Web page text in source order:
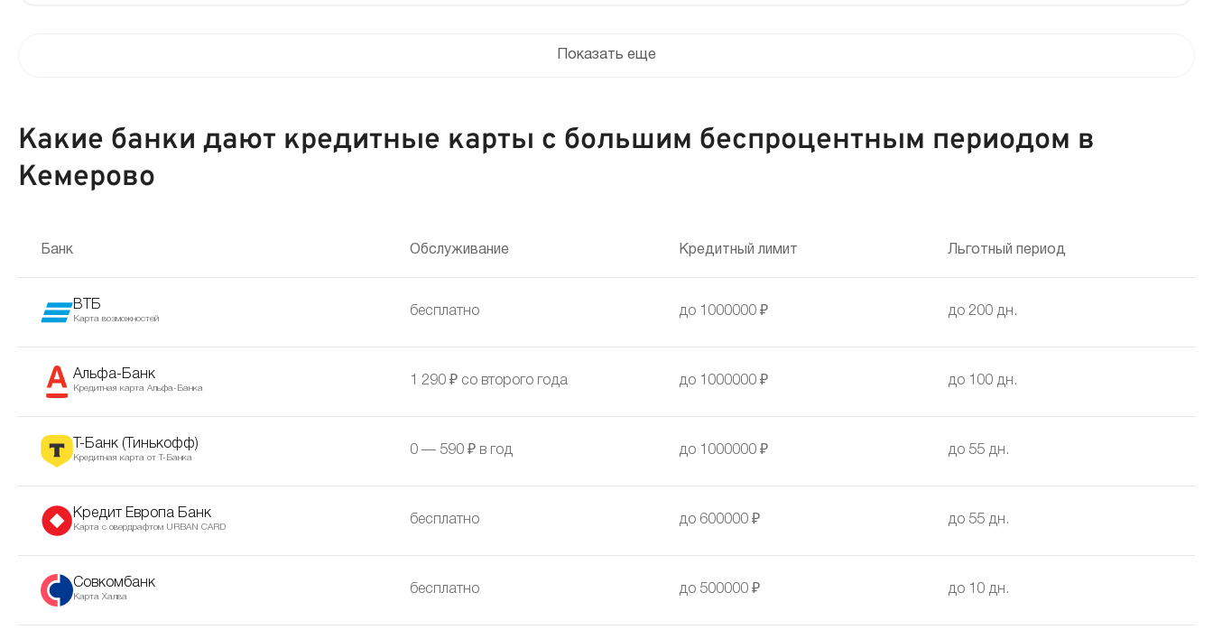
Показать еще
Какие банки дают кредитные карты с большим беспроцентным периодом в
Кемерово
Банк Обслуживание Кредитный лимит Льготный период
ВТБ
Карта возможностей
бесплатно до 1000000 ₽ до 200 дн.
Альфа-Банк
Кредитная карта Альфа-Банка
1 290 ₽ со второго года до 1000000 ₽ до 100 дн.
Т-Банк (Тинькофф)
Кредитная карта от Т-Банка
0 — 590 ₽ в год до 1000000 ₽ до 55 дн.
Кредит Европа Банк
Карта с овердрафтом URBAN CARD
бесплатно до 600000 ₽ до 55 дн.
Совкомбанк
Карта Халва
бесплатно до 500000 ₽ до 10 дн.